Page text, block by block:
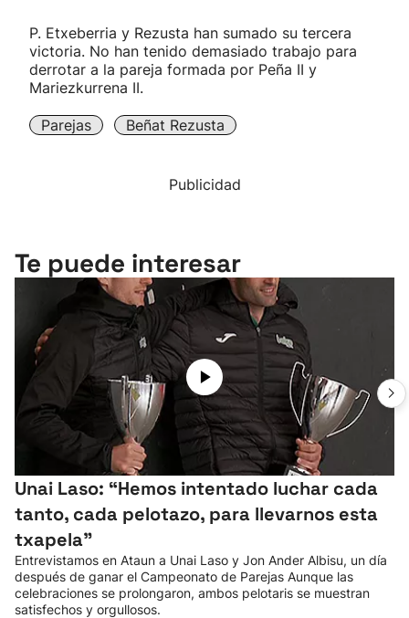
P. Etxeberria y Rezusta han sumado su tercera
victoria. No han tenido demasiado trabajo para
derrotar a la pareja formada por Peña II y
Mariezkurrena II.
Parejas Beñat Rezusta
Publicidad
Te puede interesar
Unai Laso: “Hemos intentado luchar cada
tanto, cada pelotazo, para llevarnos esta
txapela”
Entrevistamos en Ataun a Unai Laso y Jon Ander Albisu, un día
después de ganar el Campeonato de Parejas Aunque las
celebraciones se prolongaron, ambos pelotaris se muestran
satisfechos y orgullosos.